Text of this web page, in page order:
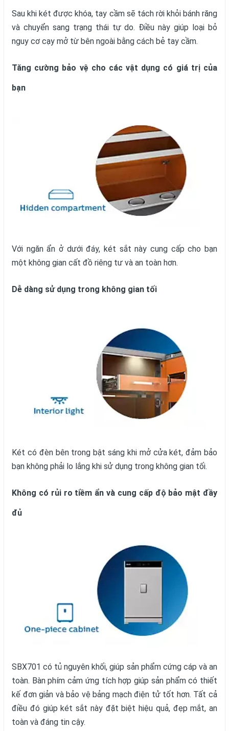
Sau khi két được khóa, tay cầm sẽ tách rời khỏi bánh răng
và chuyển sang trạng thái tự do. Điều này giúp loại bỏ
nguy cơ cạy mở từ bên ngoài bằng cách bẻ tay cầm.
Tăng cường bảo vệ cho các vật dụng có giá trị của
bạn
Với ngăn ẩn ở dưới đáy, két sắt này cung cấp cho bạn
một không gian cất đồ riêng tư và an toàn hơn.
Dễ dàng sử dụng trong không gian tối
Két có đèn bên trong bật sáng khi mở cửa két, đảm bảo
bạn không phải lo lắng khi sử dụng trong không gian tối.
Không có rủi ro tiềm ẩn và cung cấp độ bảo mật đầy
đủ
SBX701 có tủ nguyên khối, giúp sản phẩm cứng cáp và an
toàn. Bàn phím cảm ứng tích hợp giúp sản phẩm có thiết
kế đơn giản và bảo vệ bảng mạch điện tử tốt hơn. Tất cả
điều đó giúp két sắt này đặt biệt hiệu quả, đẹp mắt, an
toàn và đáng tin cậy.